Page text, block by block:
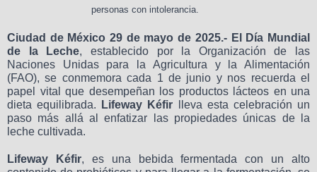
personas con intolerancia.
Ciudad de México 29 de mayo de 2025.- El Día Mundial
de la Leche, establecido por la Organización de las
Naciones Unidas para la Agricultura y la Alimentación
(FAO), se conmemora cada 1 de junio y nos recuerda el
papel vital que desempeñan los productos lácteos en una
dieta equilibrada. Lifeway Kéfir lleva esta celebración un
paso más allá al enfatizar las propiedades únicas de la
leche cultivada.
Lifeway Kéfir, es una bebida fermentada con un alto